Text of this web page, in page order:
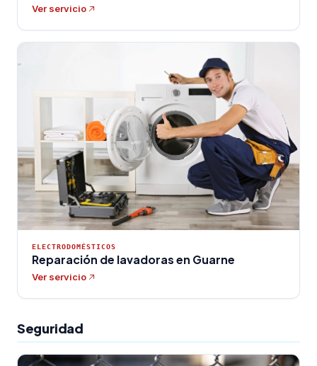
Ver servicio
ELECTRODOMÉSTICOS
Reparación de lavadoras en Guarne
Ver servicio
Seguridad